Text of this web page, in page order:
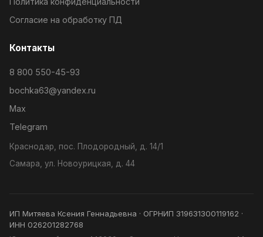
Согласие на обработку ПД
Контакты
8 800 550-45-93
bochka63@yandex.ru
Max
Telegram
Краснодар, пос. Плодородный, д. 14/1
Самара, ул. Новоурицкая, д. 44
ИП Митяева Ксения Геннадьевна · ОГРНИП 319631300119162 ·
ИНН 026201282768